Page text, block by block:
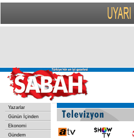
Yazarlar
Günün İçinden
Ekonomi
Gündem